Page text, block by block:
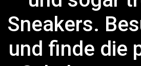
Sneakers.
und finde die